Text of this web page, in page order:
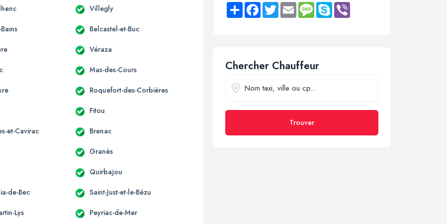
Villegly
Belcastel-et-Buc
Véraza
Mas-des-Cours
Roquefort-des-Corbières
Fitou
et-Cavirac Brenac
Granès
Quirbajou
de-Bec Saint-Just-et-le-Bézu
Lys Peyriac-de-Mer
Share FacebookTwitter Email MessageSkype
Chercher Chauffeur
Trouver